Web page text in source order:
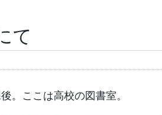
て
。ここは高校の図書室。